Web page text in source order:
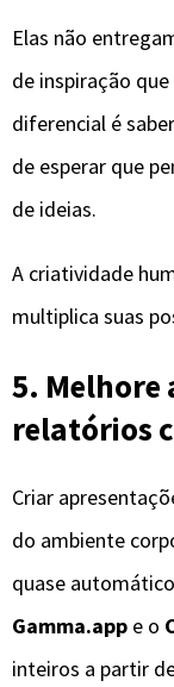
Elas não
de inspiração
diferencial é
de esperar que
de ideias.
A criatividade
multiplica suas
5. Melhore
relatórios
Criar
do ambiente
quase
Gamma.app e o
inteiros a partir